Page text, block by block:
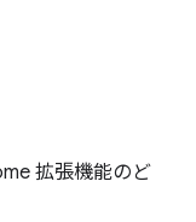
拡張機能のど